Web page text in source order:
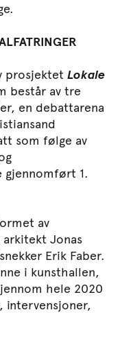
prosjektet Lokale
består av tre
en debattarena
som følge av
gjennomført 1.
av
Jonas
Erik Faber.
i kunsthallen,
hele 2020
intervensjoner,